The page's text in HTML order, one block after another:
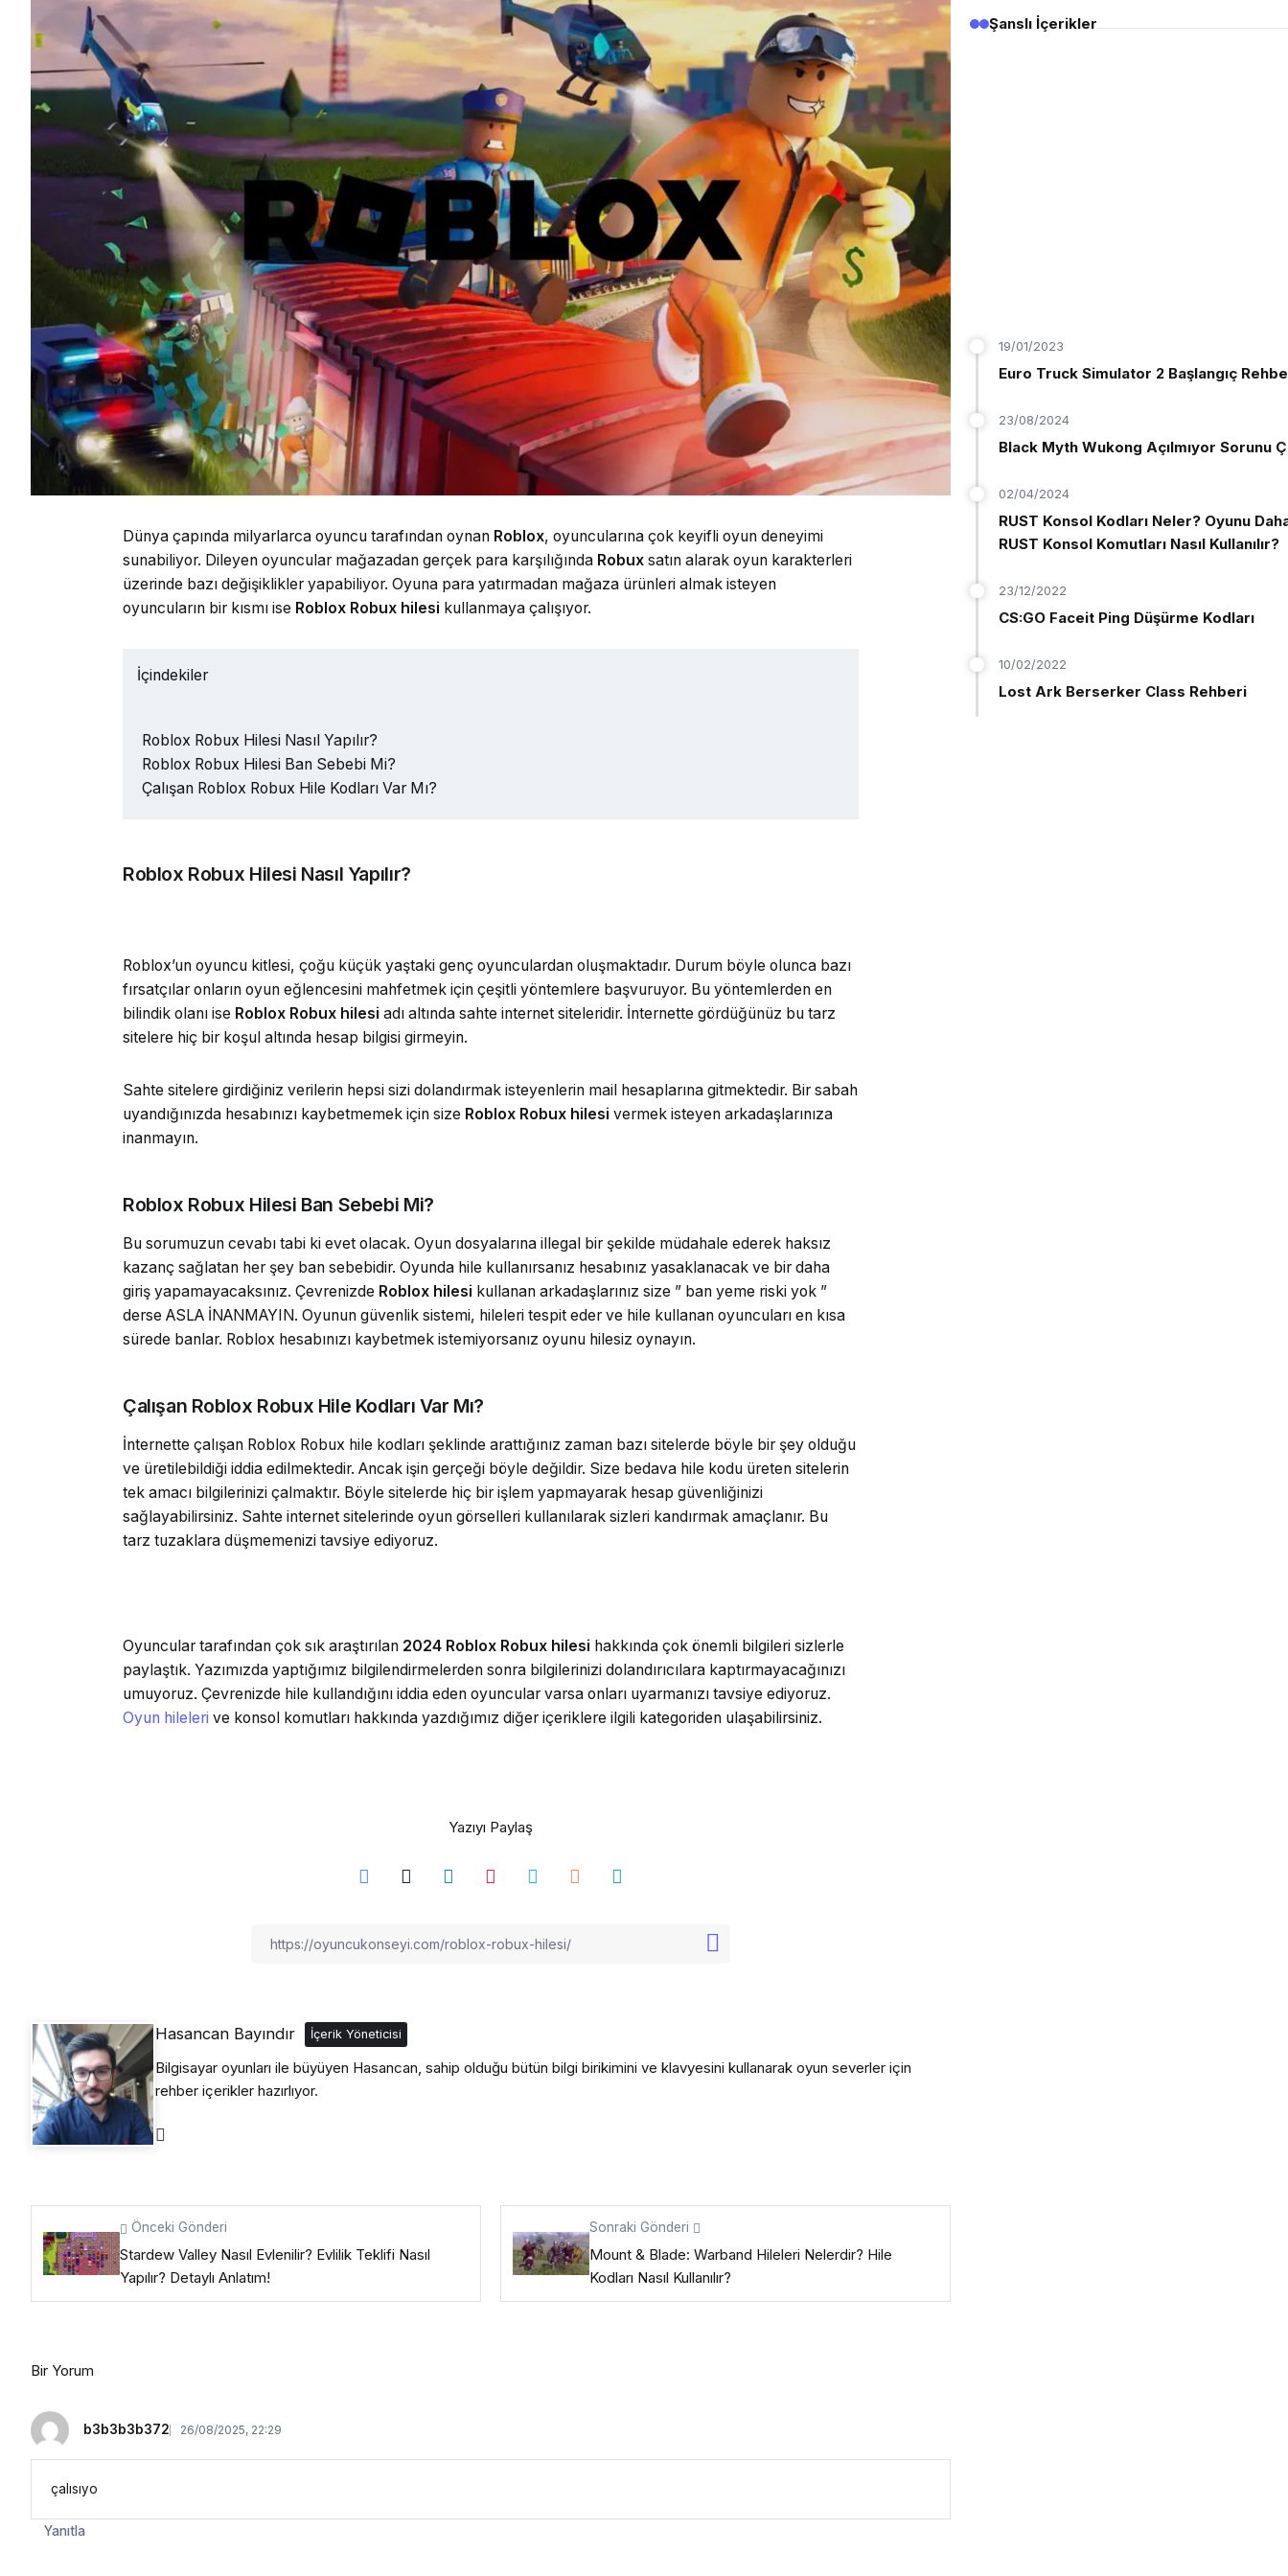
Dünya çapında milyarlarca oyuncu tarafından oynan Roblox, oyuncularına çok keyifli oyun deneyimi
sunabiliyor. Dileyen oyuncular mağazadan gerçek para karşılığında Robux satın alarak oyun karakterleri
üzerinde bazı değişiklikler yapabiliyor. Oyuna para yatırmadan mağaza ürünleri almak isteyen
oyuncuların bir kısmı ise Roblox Robux hilesi kullanmaya çalışıyor.
İçindekiler
Roblox Robux Hilesi Nasıl Yapılır?
Roblox Robux Hilesi Ban Sebebi Mi?
Çalışan Roblox Robux Hile Kodları Var Mı?
Roblox Robux Hilesi Nasıl Yapılır?
Roblox’un oyuncu kitlesi, çoğu küçük yaştaki genç oyunculardan oluşmaktadır. Durum böyle olunca bazı
fırsatçılar onların oyun eğlencesini mahfetmek için çeşitli yöntemlere başvuruyor. Bu yöntemlerden en
bilindik olanı ise Roblox Robux hilesi adı altında sahte internet siteleridir. İnternette gördüğünüz bu tarz
sitelere hiç bir koşul altında hesap bilgisi girmeyin.
Sahte sitelere girdiğiniz verilerin hepsi sizi dolandırmak isteyenlerin mail hesaplarına gitmektedir. Bir sabah
uyandığınızda hesabınızı kaybetmemek için size Roblox Robux hilesi vermek isteyen arkadaşlarınıza
inanmayın.
Roblox Robux Hilesi Ban Sebebi Mi?
Bu sorumuzun cevabı tabi ki evet olacak. Oyun dosyalarına illegal bir şekilde müdahale ederek haksız
kazanç sağlatan her şey ban sebebidir. Oyunda hile kullanırsanız hesabınız yasaklanacak ve bir daha
giriş yapamayacaksınız. Çevrenizde Roblox hilesi kullanan arkadaşlarınız size ” ban yeme riski yok ”
derse ASLA İNANMAYIN. Oyunun güvenlik sistemi, hileleri tespit eder ve hile kullanan oyuncuları en kısa
sürede banlar. Roblox hesabınızı kaybetmek istemiyorsanız oyunu hilesiz oynayın.
Çalışan Roblox Robux Hile Kodları Var Mı?
İnternette çalışan Roblox Robux hile kodları şeklinde arattığınız zaman bazı sitelerde böyle bir şey olduğu
ve üretilebildiği iddia edilmektedir. Ancak işin gerçeği böyle değildir. Size bedava hile kodu üreten sitelerin
tek amacı bilgilerinizi çalmaktır. Böyle sitelerde hiç bir işlem yapmayarak hesap güvenliğinizi
sağlayabilirsiniz. Sahte internet sitelerinde oyun görselleri kullanılarak sizleri kandırmak amaçlanır. Bu
tarz tuzaklara düşmemenizi tavsiye ediyoruz.
Oyuncular tarafından çok sık araştırılan 2024 Roblox Robux hilesi hakkında çok önemli bilgileri sizlerle
paylaştık. Yazımızda yaptığımız bilgilendirmelerden sonra bilgilerinizi dolandırıcılara kaptırmayacağınızı
umuyoruz. Çevrenizde hile kullandığını iddia eden oyuncular varsa onları uyarmanızı tavsiye ediyoruz.
Oyun hileleri ve konsol komutları hakkında yazdığımız diğer içeriklere ilgili kategoriden ulaşabilirsiniz.
Yazıyı Paylaş
Hasancan Bayındır İçerik Yöneticisi
Bilgisayar oyunları ile büyüyen Hasancan, sahip olduğu bütün bilgi birikimini ve klavyesini kullanarak oyun severler için
rehber içerikler hazırlıyor.
Önceki Gönderi
Stardew Valley Nasıl Evlenilir? Evlilik Teklifi Nasıl
Yapılır? Detaylı Anlatım!
Sonraki Gönderi
Mount & Blade: Warband Hileleri Nelerdir? Hile
Kodları Nasıl Kullanılır?
Bir Yorum
b3b3b3b372 26/08/2025, 22:29
çalısıyo
Yanıtla
Şanslı İçerikler
19/01/2023
Euro Truck Simulator 2 Başlangıç
23/08/2024
Black Myth Wukong Açılmıyor Sorunu
02/04/2024
RUST Konsol Kodları Neler? Oyunu
RUST Konsol Komutları Nasıl Kullanılır?
23/12/2022
CS:GO Faceit Ping Düşürme Kodları
10/02/2022
Lost Ark Berserker Class Rehberi